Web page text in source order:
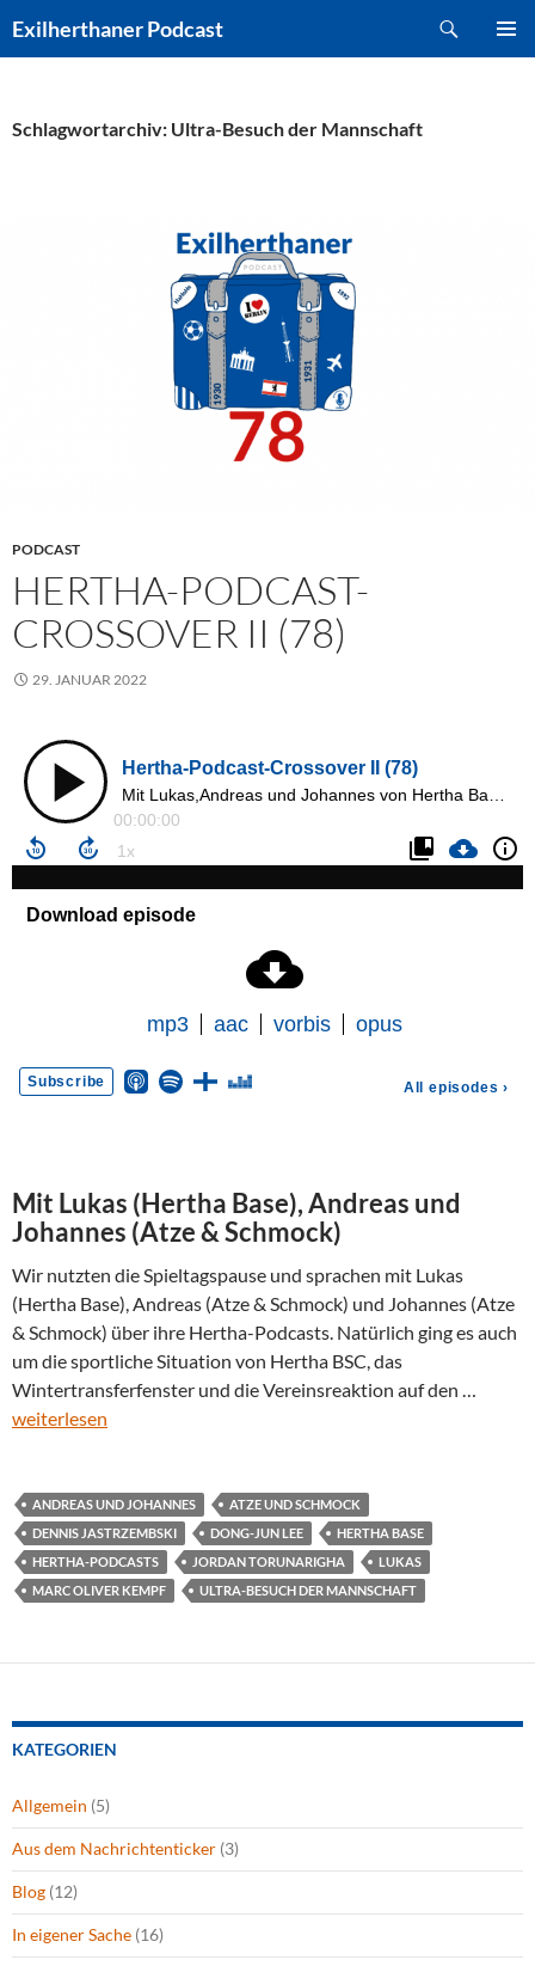
Inhalt
Exilherthaner Podcast
Schlagwortarchiv: Ultra-Besuch der Mannschaft
PODCAST
HERTHA-PODCAST-
CROSSOVER II (78)
29. JANUAR 2022
Mit Lukas (Hertha Base), Andreas und
Johannes (Atze & Schmock)
Wir nutzten die Spieltagspause und sprachen mit Lukas
(Hertha Base), Andreas (Atze & Schmock) und Johannes (Atze
& Schmock) über ihre Hertha-Podcasts. Natürlich ging es auch
um die sportliche Situation von Hertha BSC, das
Wintertransferfenster und die Vereinsreaktion auf den …
weiterlesen
ANDREAS UND JOHANNES
ATZE UND SCHMOCK
DENNIS JASTRZEMBSKI
DONG-JUN LEE
HERTHA BASE
HERTHA-PODCASTS
JORDAN TORUNARIGHA
LUKAS
MARC OLIVER KEMPF
ULTRA-BESUCH DER MANNSCHAFT
KATEGORIEN
Allgemein (5)
Aus dem Nachrichtenticker (3)
Blog (12)
In eigener Sache (16)